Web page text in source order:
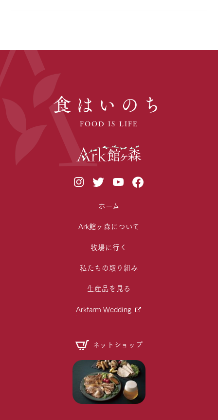
食はいのち
FOOD IS LIFE
ホーム
Ark館ヶ森について
牧場に行く
私たちの取り組み
生産品を見る
Arkfarm Wedding
ネットショップ